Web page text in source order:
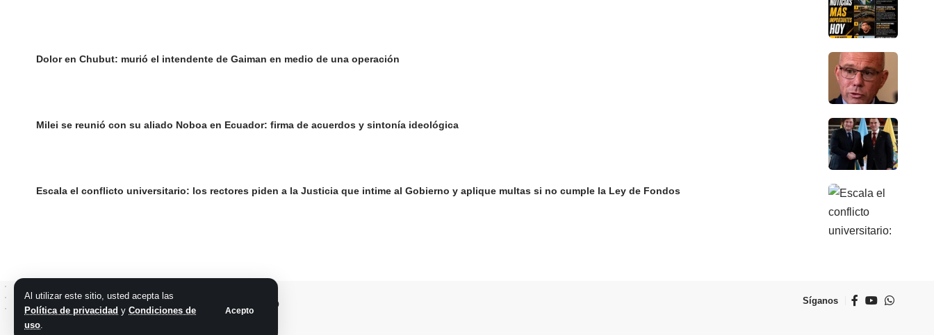
Al utilizar este sitio, usted acepta las
Política de privacidad y Condiciones de
uso.
Acepto
Dolor en Chubut: murió el intendente de Gaiman en medio de una operación
Milei se reunió con su aliado Noboa en Ecuador: firma de acuerdos y sintonía ideológica
Escala el conflicto universitario: los rectores piden a la Justicia que intime al Gobierno y aplique multas si no cumple la Ley de Fondos
Síganos